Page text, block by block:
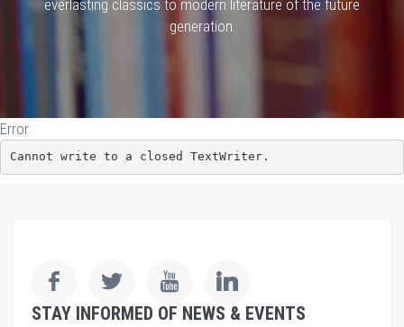
everlasting classics to modern literature of the future
generation.
Error:
Cannot write to a closed TextWriter.
STAY INFORMED OF NEWS & EVENTS